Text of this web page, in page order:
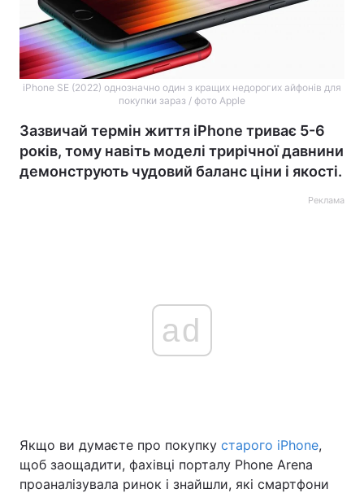
Україна Політика
iPhone SE (2022) однозначно один з кращих недорогих айфонів для
покупки зараз / фото Apple
Зазвичай термін життя iPhone триває 5-6
років, тому навіть моделі трирічної давнини
демонструють чудовий баланс ціни і якості.
Реклама
ad
Якщо ви думаєте про покупку старого iPhone,
щоб заощадити, фахівці порталу Phone Arena
проаналізувала ринок і знайшли, які смартфони